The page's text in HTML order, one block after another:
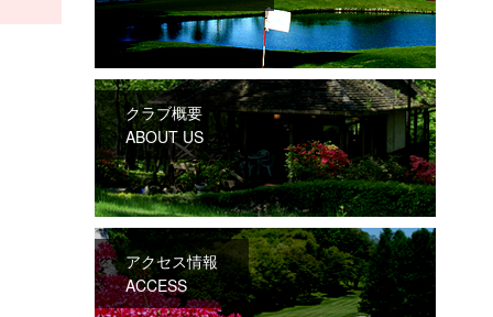
クラブ概要
ABOUT US
アクセス情報
ACCESS